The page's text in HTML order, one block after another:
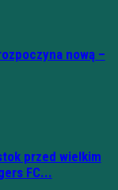
nową –
przed wielkim
FC...